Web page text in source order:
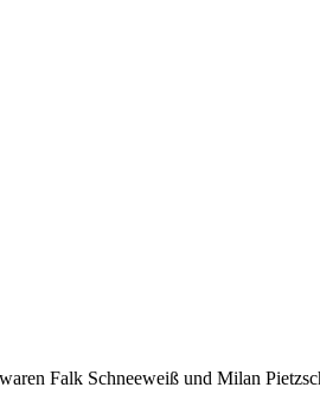
Falk Schneeweiß und Milan